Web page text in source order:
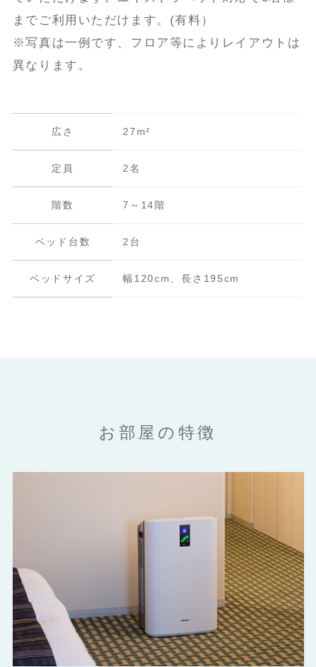
までご利用いただけます。(有料）
※写真は一例です、フロア等によりレイアウトは
異なります。
広さ 27m²
定員 2名
階数 7～14階
ベッド台数 2台
ベッドサイズ 幅120cm、長さ195cm
お部屋の特徴